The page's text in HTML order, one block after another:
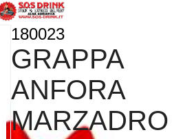
180023
GRAPPA
ANFORA
MARZADRO